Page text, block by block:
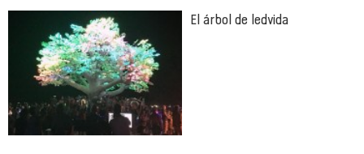
El árbol de ledvida